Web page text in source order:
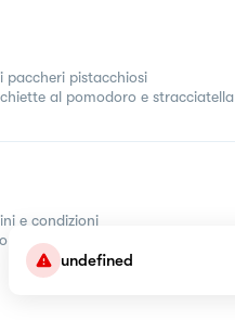
undefined
paccheri pistacchiosi
al pomodoro e stracciatella
e condizioni